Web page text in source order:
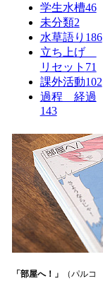
学生水槽46
未分類2
水草語り 186
立ち上げ
リセット 71
課外活動102
過程 経過
143
「部屋へ！」
（パルコ